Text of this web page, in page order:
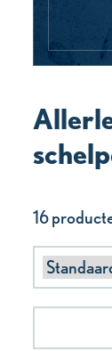
16